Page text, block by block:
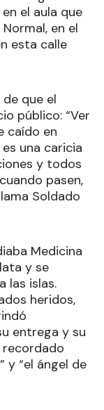
el aula que
en el
esta calle
que el
público: “Ver
caído en
una caricia
y todos
pasen,
Soldado
Medicina
y se
las islas.
heridos,
entrega y su
y “el ángel de